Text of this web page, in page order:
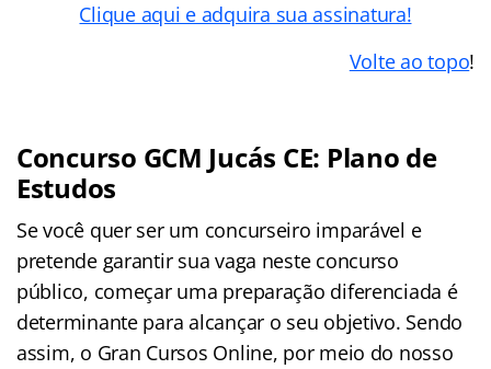
Clique aqui e adquira sua assinatura!
Volte ao topo!
Concurso GCM Jucás CE: Plano de
Estudos
Se você quer ser um concurseiro imparável e
pretende garantir sua vaga neste concurso
público, começar uma preparação diferenciada é
determinante para alcançar o seu objetivo. Sendo
assim, o Gran Cursos Online, por meio do nosso